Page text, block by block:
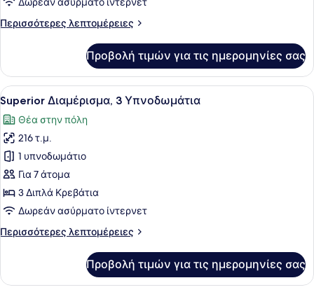
Υπνοδωμάτια
Περισσότερες λεπτομέρειες
Περισσότερες
Διαμέρισμα,
Υπνοδωμάτια
Προβολή τιμών για τις ημερομηνίες σας
Προβολή
όλων
των
φωτογραφιών
για
Superior
Διαμέρισμα,
3
Υπνοδωμάτια
Ένα μοντέρνο σαλόνι με μια
9
Superior Διαμέρισμα, 3 Υπνοδωμάτια
Θέα στην πόλη
216 τ.μ.
1 υπνοδωμάτιο
Για 7 άτομα
3 Διπλά Κρεβάτια
Δωρεάν ασύρματο ίντερνετ
Περισσότερες λεπτομέρειες
Περισσότερες
Διαμέρισμα,
Προβολή τιμών για τις ημερομηνίες σας